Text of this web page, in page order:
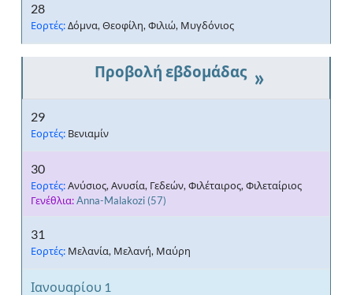
28
Εορτές:Δόμνα, Θεοφίλη, Φιλιώ, Μυγδόνιος
»
29
Εορτές: Βενιαμίν
30
Εορτές:Ανύσιος, Ανυσία, Γεδεών, Φιλέταιρος, Φιλεταίριος
Γενέθλια:Anna-Malakozi (57)
31
Εορτές: Μελανία, Μελανή, Μαύρη
Ιανουαρίου 1